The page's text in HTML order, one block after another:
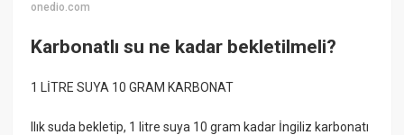
onedio.com
Karbonatlı su ne kadar bekletilmeli?
1 LİTRE SUYA 10 GRAM KARBONAT
Ilık suda bekletip, 1 litre suya 10 gram kadar İngiliz karbonatı